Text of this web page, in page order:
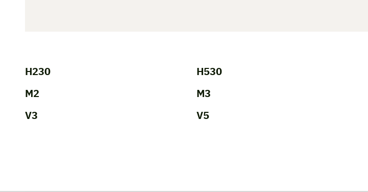
H230
H530
M2
M3
V3
V5